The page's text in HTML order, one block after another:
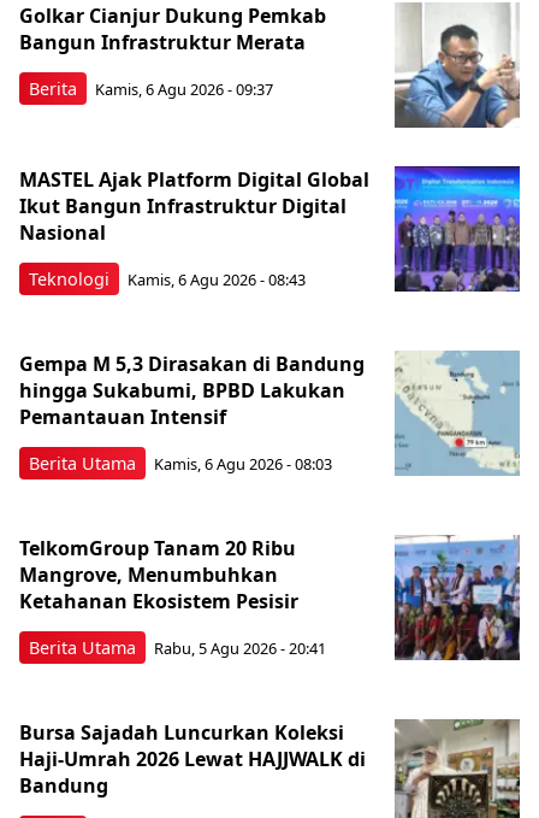
Berita
Golkar Cianjur Dukung Pemkab
Bangun Infrastruktur Merata
Kamis, 6 Agu 2026 - 09:37
Teknologi
MASTEL Ajak Platform Digital Global
Ikut Bangun Infrastruktur Digital
Nasional
Kamis, 6 Agu 2026 - 08:43
Berita Utama
Gempa M 5,3 Dirasakan di Bandung
hingga Sukabumi, BPBD Lakukan
Pemantauan Intensif
Kamis, 6 Agu 2026 - 08:03
Berita Utama
TelkomGroup Tanam 20 Ribu
Mangrove, Menumbuhkan
Ketahanan Ekosistem Pesisir
Rabu, 5 Agu 2026 - 20:41
Bursa Sajadah Luncurkan Koleksi
Haji-Umrah 2026 Lewat HAJJWALK di
Bandung